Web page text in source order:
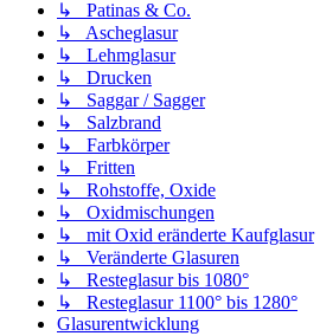
↳ Patinas & Co.
↳ Ascheglasur
↳ Lehmglasur
↳ Drucken
↳ Saggar / Sagger
↳ Salzbrand
↳ Farbkörper
↳ Fritten
↳ Rohstoffe, Oxide
↳ Oxidmischungen
↳ mit Oxid eränderte Kaufglasur
↳ Veränderte Glasuren
↳ Resteglasur bis 1080°
↳ Resteglasur 1100° bis 1280°
Glasurentwicklung